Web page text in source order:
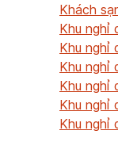
Khách
Khu nghỉ
Khu nghỉ
Khu nghỉ
Khu nghỉ
Khu nghỉ
Khu nghỉ